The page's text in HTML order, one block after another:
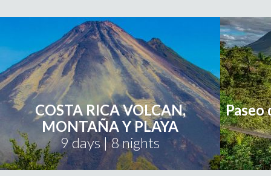
COSTA RICA VOLCAN,
MONTAÑA Y PLAYA
9 days | 8 nights
Paseo